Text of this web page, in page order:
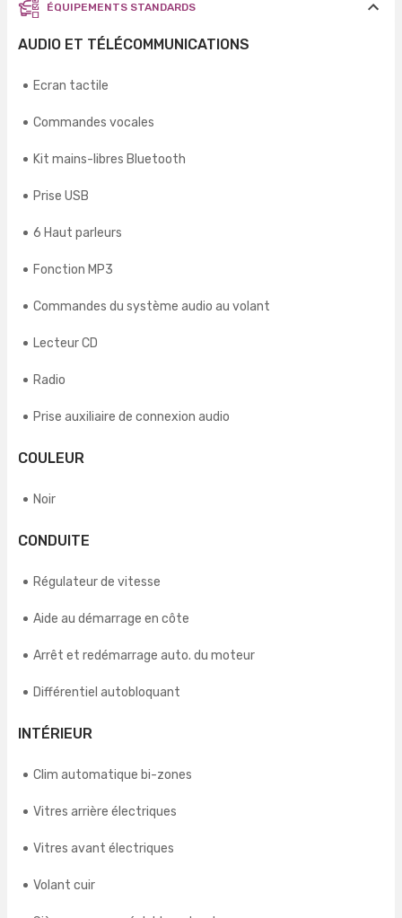
ÉQUIPEMENTS STANDARDS
AUDIO ET TÉLÉCOMMUNICATIONS
Ecran tactile
Commandes vocales
Kit mains-libres Bluetooth
Prise USB
6 Haut parleurs
Fonction MP3
Commandes du système audio au volant
Lecteur CD
Radio
Prise auxiliaire de connexion audio
COULEUR
Noir
CONDUITE
Régulateur de vitesse
Aide au démarrage en côte
Arrêt et redémarrage auto. du moteur
Différentiel autobloquant
INTÉRIEUR
Clim automatique bi-zones
Vitres arrière électriques
Vitres avant électriques
Volant cuir